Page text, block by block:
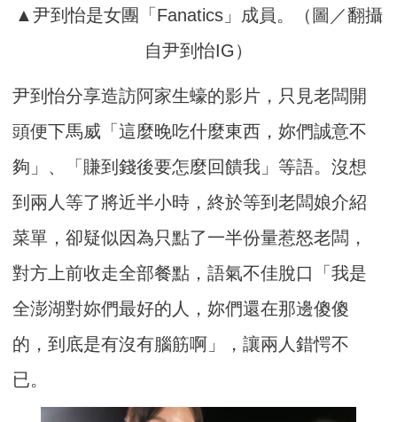
▲尹到怡是女團「Fanatics」成員。（圖／翻攝
自尹到怡IG）
尹到怡分享造訪阿家生蠔的影片，只見老闆開
頭便下馬威「這麼晚吃什麼東西，妳們誠意不
夠」、「賺到錢後要怎麼回饋我」等語。沒想
到兩人等了將近半小時，終於等到老闆娘介紹
菜單，卻疑似因為只點了一半份量惹怒老闆，
對方上前收走全部餐點，語氣不佳脫口「我是
全澎湖對妳們最好的人，妳們還在那邊傻傻
的，到底是有沒有腦筋啊」，讓兩人錯愕不
已。